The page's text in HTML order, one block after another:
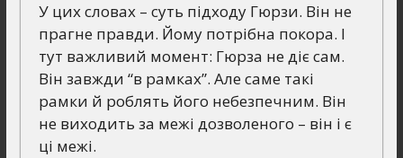
У цих словах – суть підходу Гюрзи. Він не
прагне правди. Йому потрібна покора. І
тут важливий момент: Гюрза не діє сам.
Він завжди “в рамках”. Але саме такі
рамки й роблять його небезпечним. Він
не виходить за межі дозволеного – він і є
ці межі.